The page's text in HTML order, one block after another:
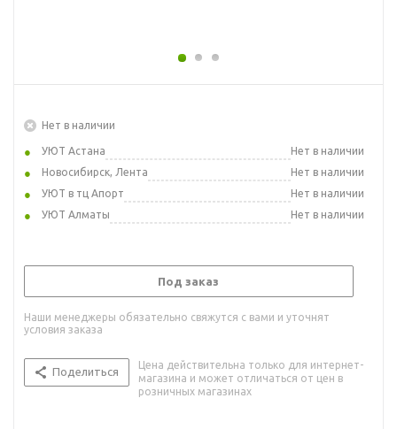
Нет в наличии
УЮТ Астана
Нет в наличии
Новосибирск, Лента
Нет в наличии
УЮТ в тц Апорт
Нет в наличии
УЮТ Алматы
Нет в наличии
Под заказ
Наши менеджеры обязательно свяжутся с вами и уточнят
условия заказа
Поделиться
Цена действительна только для интернет-
магазина и может отличаться от цен в
розничных магазинах